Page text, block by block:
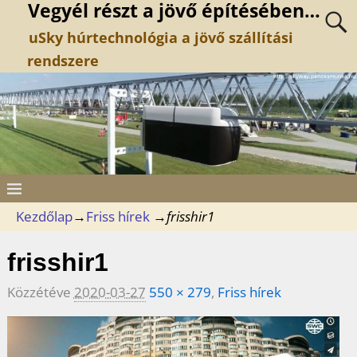
Vegyél részt a jövő építésében…
uSky húrtechnológia a jövő szállítási
rendszere
Kezdőlap→Friss hírek →frisshir1
frisshir1
Közzétéve 2020-03-27 550 × 279, Friss hírek